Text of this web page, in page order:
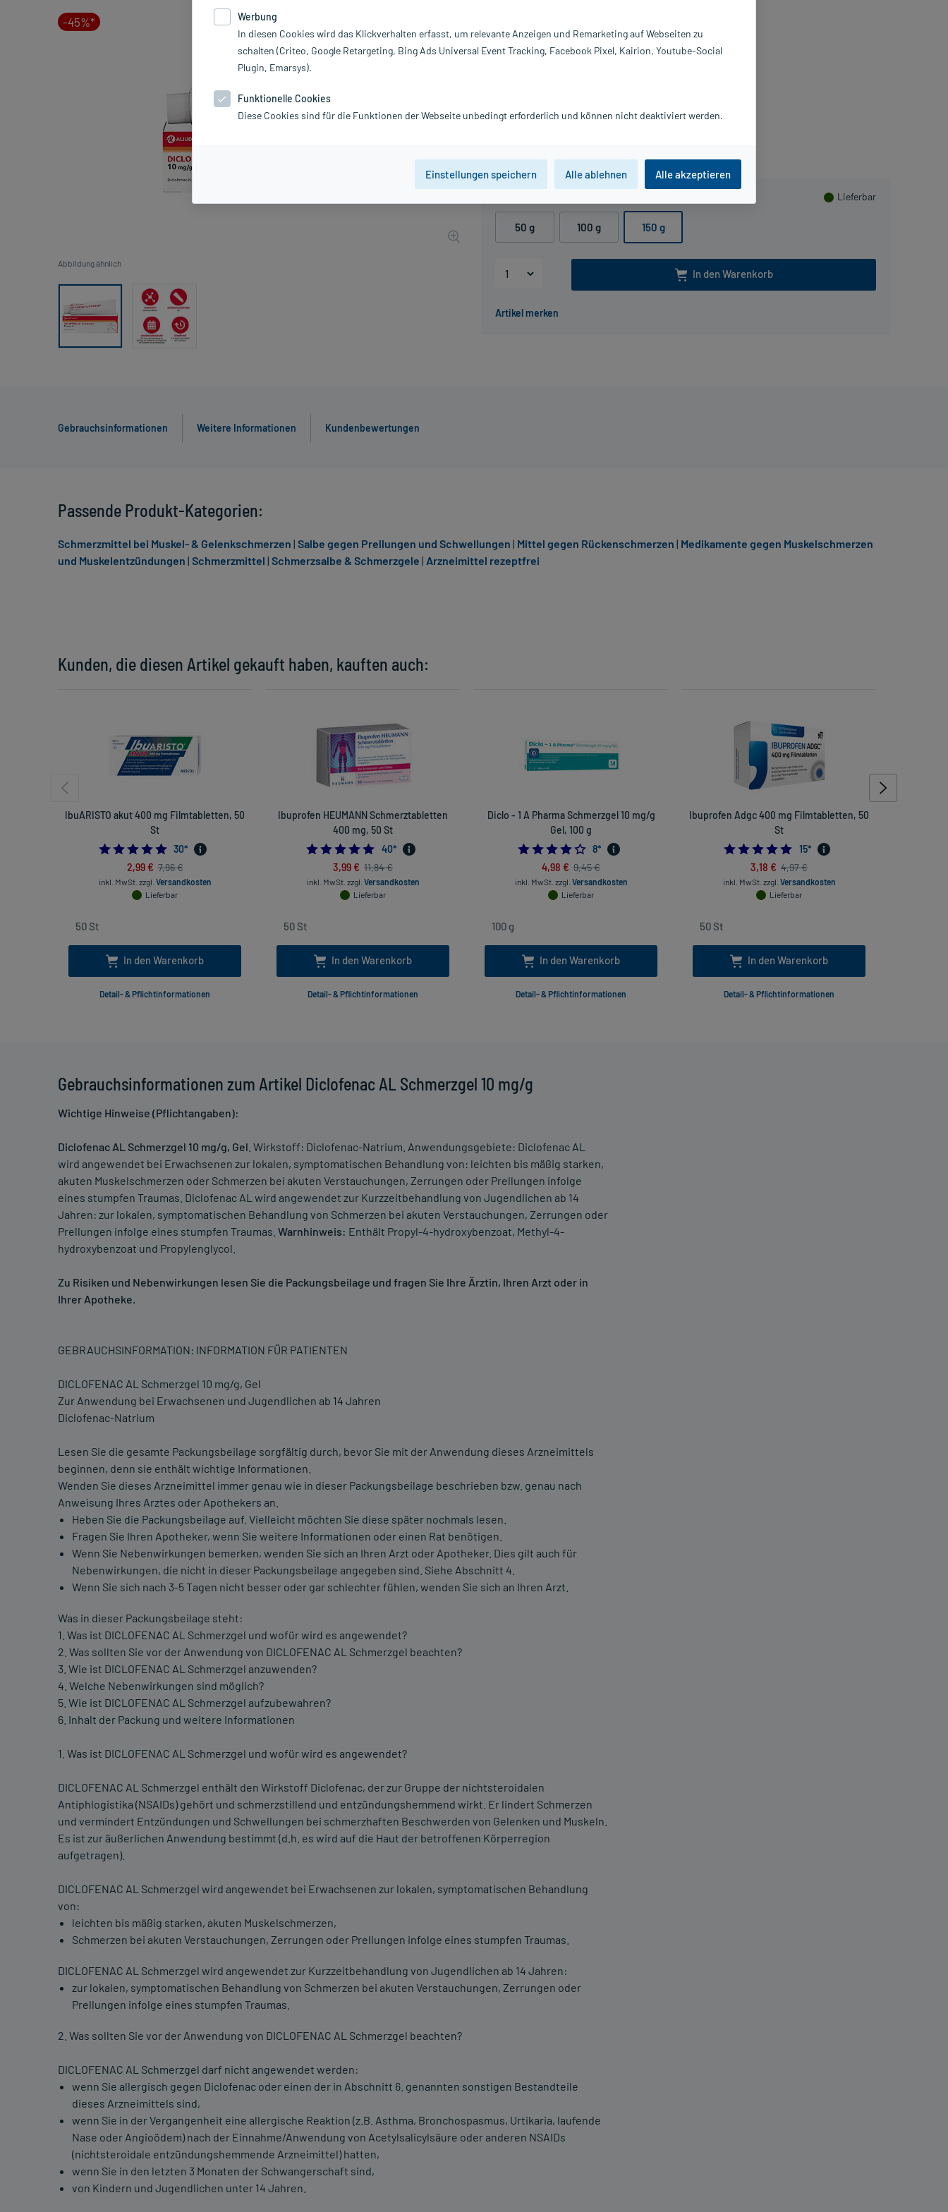
-45%*
Abbildung ähnlich
5,40 €
Grundpreis: 36,00 € / kg
Lieferbar
50 g 100 g 150 g
In den Warenkorb
Inhalt:
150 g
PZN:
16786362
Gebrauchsinformationen Weitere Informationen Kundenbewertungen
Gebrauchsinformationen zum Artikel Diclofenac AL Schmerzgel 10 mg/g
Wichtige Hinweise (Pflichtangaben):
Diclofenac AL Schmerzgel 10 mg/g, Gel . Wirkstoff: Diclofenac-Natrium. Anwendungsgebiete: Diclofenac AL
wird angewendet bei Erwachsenen zur lokalen, symptomatischen Behandlung von: leichten bis mäßig starken,
akuten Muskelschmerzen oder Schmerzen bei akuten Verstauchungen, Zerrungen oder Prellungen infolge
eines stumpfen Traumas. Diclofenac AL wird angewendet zur Kurzzeitbehandlung von Jugendlichen ab 14
Jahren: zur lokalen, symptomatischen Behandlung von Schmerzen bei akuten Verstauchungen, Zerrungen oder
Prellungen infolge eines stumpfen Traumas. Warnhinweis: Enthält Propyl-4-hydroxybenzoat, Methyl-4-
hydroxybenzoat und Propylenglycol.
Zu Risiken und Nebenwirkungen lesen Sie die Packungsbeilage und fragen Sie Ihre Ärztin, Ihren Arzt oder in
Ihrer Apotheke.
GEBRAUCHSINFORMATION: INFORMATION FÜR PATIENTEN
DICLOFENAC AL Schmerzgel 10 mg/g, Gel
Zur Anwendung bei Erwachsenen und Jugendlichen ab 14 Jahren
Diclofenac-Natrium
Lesen Sie die gesamte Packungsbeilage sorgfältig durch, bevor Sie mit der Anwendung dieses Arzneimittels
beginnen, denn sie enthält wichtige Informationen.
Wenden Sie dieses Arzneimittel immer genau wie in dieser Packungsbeilage beschrieben bzw. genau nach
Anweisung Ihres Arztes oder Apothekers an.
Heben Sie die Packungsbeilage auf. Vielleicht möchten Sie diese später nochmals lesen.
Fragen Sie Ihren Apotheker, wenn Sie weitere Informationen oder einen Rat benötigen.
Wenn Sie Nebenwirkungen bemerken, wenden Sie sich an Ihren Arzt oder Apotheker. Dies gilt auch für
Nebenwirkungen, die nicht in dieser Packungsbeilage angegeben sind. Siehe Abschnitt 4.
Wenn Sie sich nach 3-5 Tagen nicht besser oder gar schlechter fühlen, wenden Sie sich an Ihren Arzt.
Was in dieser Packungsbeilage steht:
1. Was ist DICLOFENAC AL Schmerzgel und wofür wird es angewendet?
2. Was sollten Sie vor der Anwendung von DICLOFENAC AL Schmerzgel beachten?
3. Wie ist DICLOFENAC AL Schmerzgel anzuwenden?
4. Welche Nebenwirkungen sind möglich?
5. Wie ist DICLOFENAC AL Schmerzgel aufzubewahren?
6. Inhalt der Packung und weitere Informationen
1. Was ist DICLOFENAC AL Schmerzgel und wofür wird es angewendet?
DICLOFENAC AL Schmerzgel enthält den Wirkstoff Diclofenac, der zur Gruppe der nichtsteroidalen
Antiphlogistika (NSAIDs) gehört und schmerzstillend und entzündungshemmend wirkt. Er lindert Schmerzen
und vermindert Entzündungen und Schwellungen bei schmerzhaften Beschwerden von Gelenken und Muskeln.
Es ist zur äußerlichen Anwendung bestimmt (d.h. es wird auf die Haut der betroffenen Körperregion
aufgetragen).
DICLOFENAC AL Schmerzgel wird angewendet bei Erwachsenen zur lokalen, symptomatischen Behandlung
von:
leichten bis mäßig starken, akuten Muskelschmerzen,
Schmerzen bei akuten Verstauchungen, Zerrungen oder Prellungen infolge eines stumpfen Traumas.
DICLOFENAC AL Schmerzgel wird angewendet zur Kurzzeitbehandlung von Jugendlichen ab 14 Jahren:
zur lokalen, symptomatischen Behandlung von Schmerzen bei akuten Verstauchungen, Zerrungen oder
Prellungen infolge eines stumpfen Traumas.
2. Was sollten Sie vor der Anwendung von DICLOFENAC AL Schmerzgel beachten?
DICLOFENAC AL Schmerzgel darf nicht angewendet werden:
wenn Sie allergisch gegen Diclofenac oder einen der in Abschnitt 6. genannten sonstigen Bestandteile
dieses Arzneimittels sind,
wenn Sie in der Vergangenheit eine allergische Reaktion (z.B. Asthma, Bronchospasmus, Urtikaria, laufende
Nase oder Angioödem) nach der Einnahme/Anwendung von Acetylsalicylsäure oder anderen NSAIDs
(nichtsteroidale entzündungshemmende Arzneimittel) hatten,
wenn Sie in den letzten 3 Monaten der Schwangerschaft sind,
von Kindern und Jugendlichen unter 14 Jahren.
Kunden, die diesen Artikel gekauft haben, kauften auch:
IbuARISTO akut 400 mg Filmtabletten, 50
St
5.0
30*
2,99 € 7,96 €
inkl. MwSt. zzgl. Versandkosten
Lieferbar
In den Warenkorb
Detail- & Pflichtinformationen
Ibuprofen HEUMANN Schmerztabletten
400 mg, 50 St
4.925
40*
3,99 € 11,84 €
inkl. MwSt. zzgl. Versandkosten
Lieferbar
In den Warenkorb
Detail- & Pflichtinformationen
Diclo - 1 A Pharma Schmerzgel 10 mg/g
Gel, 100 g
4.25
8*
4,98 € 9,45 €
inkl. MwSt. zzgl. Versandkosten
Lieferbar
In den Warenkorb
Detail- & Pflichtinformationen
Ibuprofen Adgc 400 mg Filmtabletten, 50
St
4.933333333333334
15*
3,18 € 4,97 €
inkl. MwSt. zzgl. Versandkosten
Lieferbar
In den Warenkorb
Detail- & Pflichtinformationen
Passende Produkt-Kategorien:
Schmerzmittel bei Muskel- & Gelenkschmerzen | Salbe gegen Prellungen und Schwellungen | Mittel gegen Rückenschmerzen | Medikamente gegen Muskelschmerzen
und Muskelentzündungen | Schmerzmittel | Schmerzsalbe & Schmerzgele | Arzneimittel rezeptfrei
Werbung
In diesen Cookies wird das Klickverhalten erfasst, um relevante Anzeigen und Remarketing auf Webseiten zu
schalten (Criteo, Google Retargeting, Bing Ads Universal Event Tracking, Facebook Pixel, Kairion, Youtube-Social
Plugin, Emarsys).
Funktionelle Cookies
Diese Cookies sind für die Funktionen der Webseite unbedingt erforderlich und können nicht deaktiviert werden.
Einstellungen speichern Alle ablehnen Alle akzeptieren